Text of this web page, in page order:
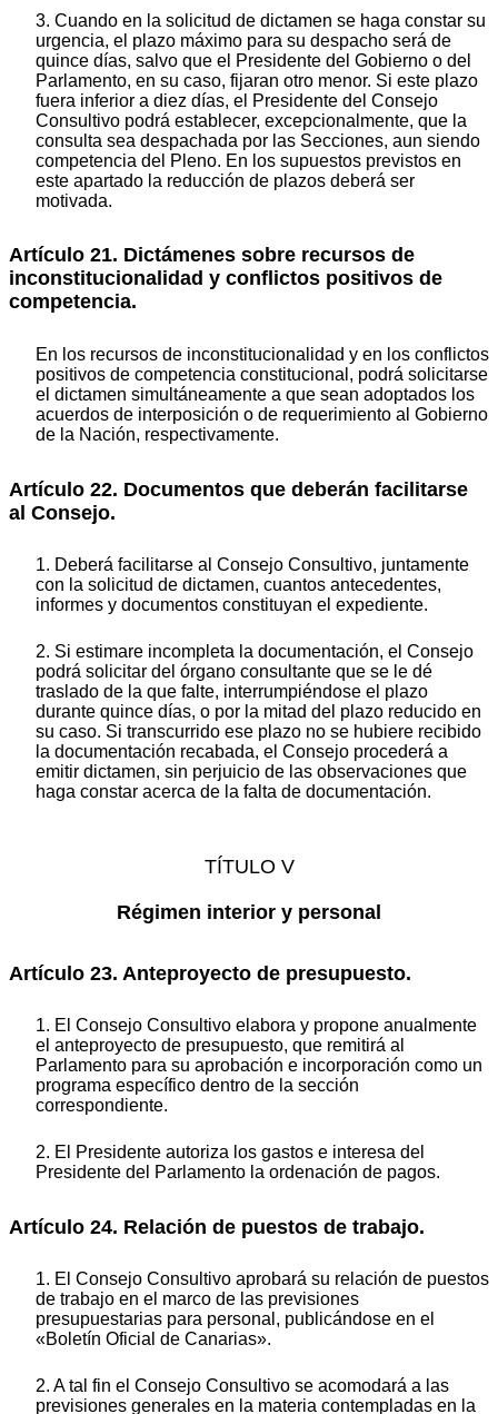
3. Cuando en la solicitud de dictamen se haga constar su
urgencia, el plazo máximo para su despacho será de
quince días, salvo que el Presidente del Gobierno o del
Parlamento, en su caso, fijaran otro menor. Si este plazo
fuera inferior a diez días, el Presidente del Consejo
Consultivo podrá establecer, excepcionalmente, que la
consulta sea despachada por las Secciones, aun siendo
competencia del Pleno. En los supuestos previstos en
este apartado la reducción de plazos deberá ser
motivada.
Artículo 21. Dictámenes sobre recursos de
inconstitucionalidad y conflictos positivos de
competencia.
En los recursos de inconstitucionalidad y en los conflictos
positivos de competencia constitucional, podrá solicitarse
el dictamen simultáneamente a que sean adoptados los
acuerdos de interposición o de requerimiento al Gobierno
de la Nación, respectivamente.
Artículo 22. Documentos que deberán facilitarse
al Consejo.
1. Deberá facilitarse al Consejo Consultivo, juntamente
con la solicitud de dictamen, cuantos antecedentes,
informes y documentos constituyan el expediente.
2. Si estimare incompleta la documentación, el Consejo
podrá solicitar del órgano consultante que se le dé
traslado de la que falte, interrumpiéndose el plazo
durante quince días, o por la mitad del plazo reducido en
su caso. Si transcurrido ese plazo no se hubiere recibido
la documentación recabada, el Consejo procederá a
emitir dictamen, sin perjuicio de las observaciones que
haga constar acerca de la falta de documentación.
TÍTULO V
Régimen interior y personal
Artículo 23. Anteproyecto de presupuesto.
1. El Consejo Consultivo elabora y propone anualmente
el anteproyecto de presupuesto, que remitirá al
Parlamento para su aprobación e incorporación como un
programa específico dentro de la sección
correspondiente.
2. El Presidente autoriza los gastos e interesa del
Presidente del Parlamento la ordenación de pagos.
Artículo 24. Relación de puestos de trabajo.
1. El Consejo Consultivo aprobará su relación de puestos
de trabajo en el marco de las previsiones
presupuestarias para personal, publicándose en el
«Boletín Oficial de Canarias».
2. A tal fin el Consejo Consultivo se acomodará a las
previsiones generales en la materia contempladas en la